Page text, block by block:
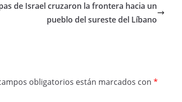
de Israel cruzaron la frontera hacia un
pueblo del sureste del Líbano
obligatorios están marcados con *